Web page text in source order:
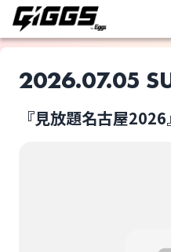
2026.07.05
『見放題名古屋2026
このライブの取り